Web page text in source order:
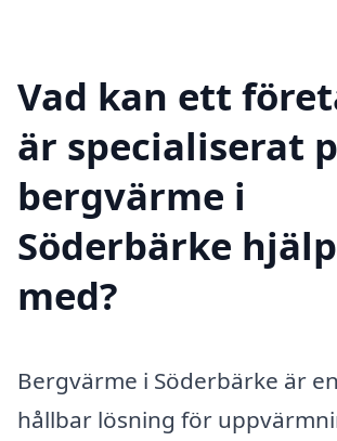
Vad kan ett
är specialiserat
bergvärme i
Söderbärke
med?
Bergvärme i Söderbärke är
hållbar lösning för